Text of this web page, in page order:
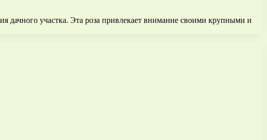
дачного участка. Эта роза привлекает внимание своими крупными и